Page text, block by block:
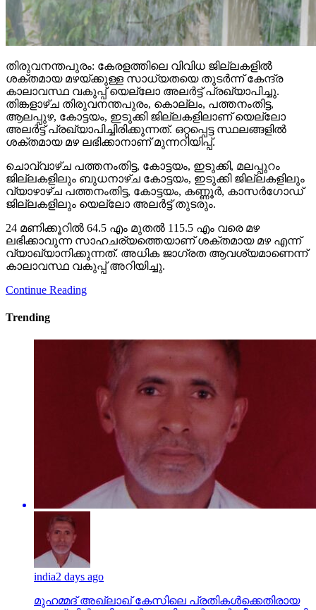
തിരുവനന്തപുരം: കേരളത്തിലെ വിവിധ ജില്ലകളില്‍
ശക്തമായ മഴയ്ക്കുള്ള സാധ്യതയെ തുടര്‍ന്ന് കേന്ദ്ര
കാലാവസ്ഥ വകുപ്പ് യെല്ലോ അലര്‍ട്ട് പ്രഖ്യാപിച്ചു.
തിങ്കളാഴ്ച തിരുവനന്തപുരം, കൊല്ലം, പത്തനംതിട്ട,
ആലപ്പുഴ, കോട്ടയം, ഇടുക്കി ജില്ലകളിലാണ് യെല്ലോ
അലര്‍ട്ട് പ്രഖ്യാപിച്ചിരിക്കുന്നത്. ഒറ്റപ്പെട്ട സ്ഥലങ്ങളില്‍
ശക്തമായ മഴ ലഭിക്കാനാണ് മുന്നറിയിപ്പ്.
ചൊവ്വാഴ്ച പത്തനംതിട്ട, കോട്ടയം, ഇടുക്കി, മലപ്പുറം
ജില്ലകളിലും ബുധനാഴ്ച കോട്ടയം, ഇടുക്കി ജില്ലകളിലും
വ്യാഴാഴ്ച പത്തനംതിട്ട, കോട്ടയം, കണ്ണൂര്‍, കാസര്‍ഗോഡ്
ജില്ലകളിലും യെല്ലോ അലര്‍ട്ട് തുടരും.
24 മണിക്കൂറില്‍ 64.5 എം മുതല്‍ 115.5 എം വരെ മഴ
ലഭിക്കാവുന്ന സാഹചര്യത്തെയാണ് ശക്തമായ മഴ എന്ന്
വ്യാഖ്യാനിക്കുന്നത്. അധിക ജാഗ്രത ആവശ്യമാണെന്ന്
കാലാവസ്ഥ വകുപ്പ് അറിയിച്ചു.
Continue Reading
Trending
india2 days ago
മുഹമ്മദ് അഖ്‌ലാഖ് കേസിലെ പ്രതികള്‍ക്കെതിരായ